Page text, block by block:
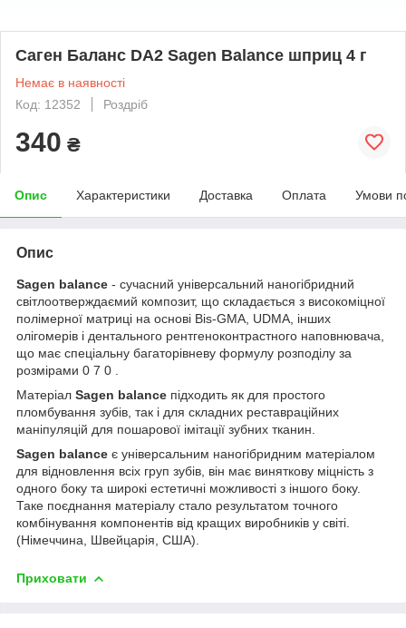
Саген Баланс DА2 Sagen Balance шприц 4 г
Немає в наявності
Код: 12352
Роздріб
340 ₴
Опис Характеристики Доставка Оплата Умови
Опис
Sagen balance - сучасний універсальний наногібридний
світлоотверждаємий композит, що складається з високоміцної
полімерної матриці на основі Bis-GMA, UDMA, інших
олігомерів і дентального рентгеноконтрастного наповнювача,
що має спеціальну багаторівневу формулу розподілу за
розмірами 0 7 0 .
Матеріал Sagen balance підходить як для простого
пломбування зубів, так і для складних реставраційних
маніпуляцій для пошарової імітації зубних тканин.
Sagen balance є універсальним наногібридним матеріалом
для відновлення всіх груп зубів, він має виняткову міцність з
одного боку та широкі естетичні можливості з іншого боку.
Таке поєднання матеріалу стало результатом точного
комбінування компонентів від кращих виробників у світі.
(Німеччина, Швейцарія, США).
Приховати